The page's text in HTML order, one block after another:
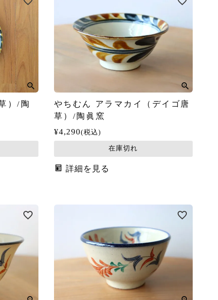
）/陶
やちむん アラマカイ（デイゴ唐
草）/陶眞窯
¥4,290 税込
在庫切れ
詳細を見る